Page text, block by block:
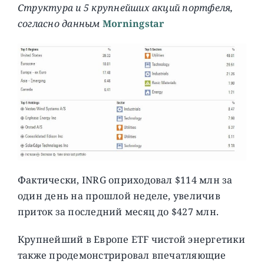
Структура и 5 крупнейших акций портфеля,
согласно данным Morningstar
Фактически, INRG оприходовал $114 млн за
один день на прошлой неделе, увеличив
приток за последний месяц до $427 млн.
Крупнейший в Европе ETF чистой энергетики
также продемонстрировал впечатляющие